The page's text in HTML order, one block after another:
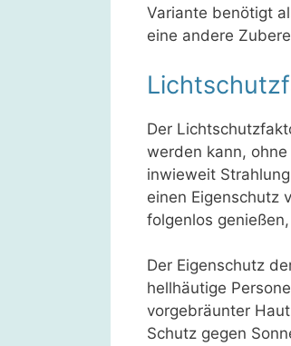
Variante benötigt
eine andere
Der
werden kann,
inwieweit
einen Eigenschutz
folgenlos
Der Eigenschutz
hellhäutige
vorgebräunter
Schutz gegen